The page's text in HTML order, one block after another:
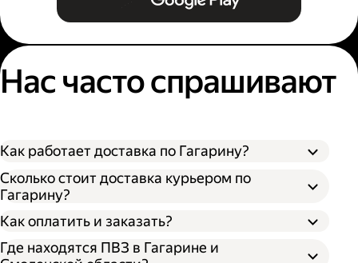
Нас часто спрашивают
Как работает доставка по Гагарину?
Оформите доставку в приложении Яндекс
Доставки.
Сколько стоит доставка курьером по
Гагарину?
Как оплатить и заказать?
Где находятся ПВЗ в Гагарине и